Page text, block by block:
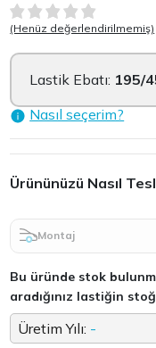
(Henüz değerlendirilmemiş)
Lastik Ebatı: 195/
Nasıl seçerim?
Ürününüzü Nasıl
Montaj
Bu üründe stok
aradığınız lastiğin
Üretim Yılı: -